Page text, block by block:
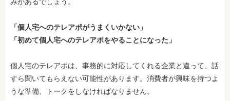
「個人宅へのテレアポがうまくいかない」
「初めて個人宅へのテレアポをやることになった」
個人宅のテレアポは、事務的に対応してくれる企業と違って、話
すら聞いてもらえない可能性があります。消費者が興味を持つよ
うな準備、トークをしなければなりません。